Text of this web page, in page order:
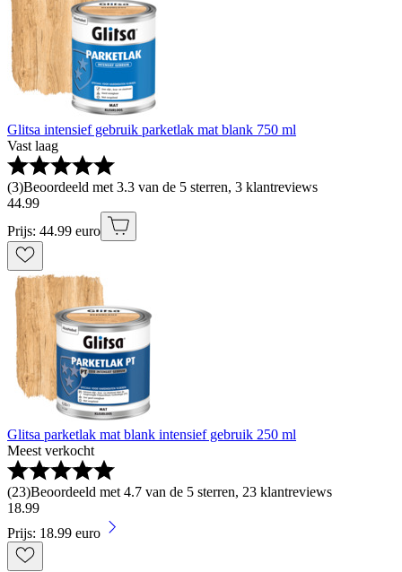
Glitsa intensief gebruik parketlak mat blank 750 ml
Vast laag
(3)Beoordeeld met 3.3 van de 5 sterren, 3 klantreviews
44.99
Prijs: 44.99 euro
Glitsa parketlak mat blank intensief gebruik 250 ml
Meest verkocht
(23)Beoordeeld met 4.7 van de 5 sterren, 23 klantreviews
18.99
Prijs: 18.99 euro